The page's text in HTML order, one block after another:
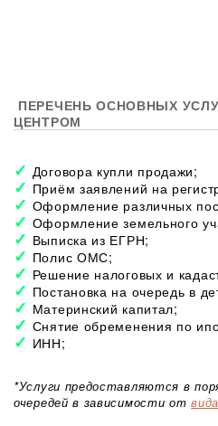
ПЕРЕЧЕНЬ ОСНОВНЫХ
ЦЕНТРОМ
Договора купли продажи;
Приём заявлений на
Оформление различных
Оформление земельного
Выписка из ЕГРН;
Полис ОМС;
Решение налоговых и
Постановка на очередь в
Материнский капитал;
Снятие обременения по
ИНН;
*Услуги предоставляются в
очередей в зависимости от